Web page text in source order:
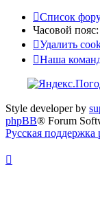
Список
Часовой пояс:
Удалить
Наша
Style developer by
phpBB® Forum
Русская поддержка